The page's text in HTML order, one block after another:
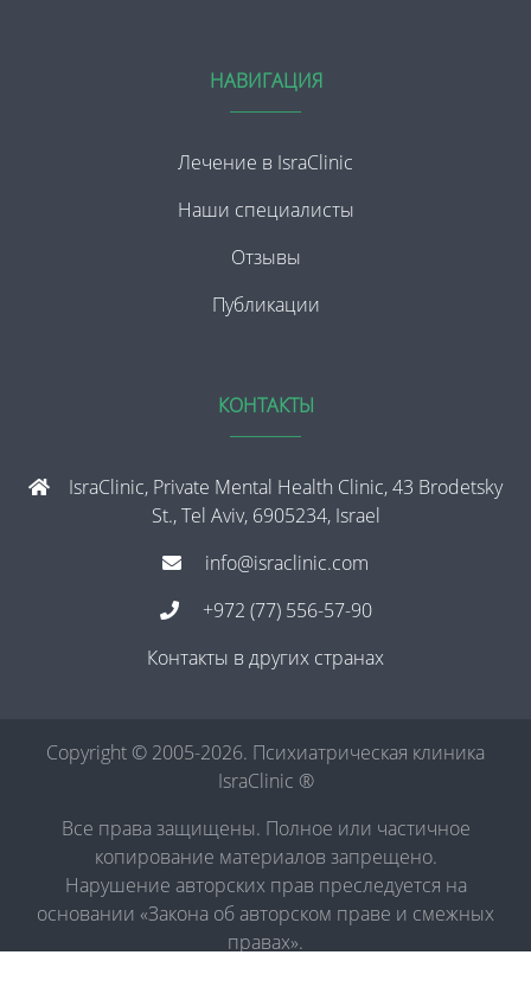
НАВИГАЦИЯ
Лечение в IsraClinic
Наши специалисты
Отзывы
Публикации
КОНТАКТЫ
IsraClinic, Private Mental Health Clinic, 43 Brodetsky
St., Tel Aviv, 6905234, Israel
info@israclinic.com
+972 (77) 556-57-90
Контакты в других странах
Copyright © 2005-2026. Психиатрическая клиника
IsraClinic ®
Все права защищены. Полное или частичное
копирование материалов запрещено.
Нарушение авторских прав преследуется на
основании «Закона об авторском праве и смежных
правах».